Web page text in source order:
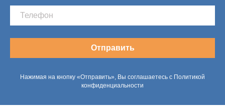
Отправить
Нажимая на кнопку «Отправить», Вы соглашаетесь с Политикой
конфиденциальности